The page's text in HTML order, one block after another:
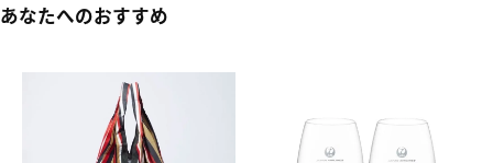
あなたへのおすすめ